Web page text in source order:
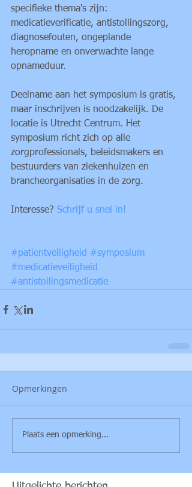
specifieke thema's zijn:
medicatieverificatie, antistollingszorg,
diagnosefouten, ongeplande
heropname en onverwachte lange
opnameduur.
Deelname aan het symposium is gratis,
maar inschrijven is noodzakelijk. De
locatie is Utrecht Centrum. Het
symposium richt zich op alle
zorgprofessionals, beleidsmakers en
bestuurders van ziekenhuizen en
brancheorganisaties in de zorg.
Interesse? Schrijf u snel in!
#patientveiligheid #symposium
#medicatieveiligheid
#antistollingsmedicatie
Opmerkingen
Plaats een opmerking...